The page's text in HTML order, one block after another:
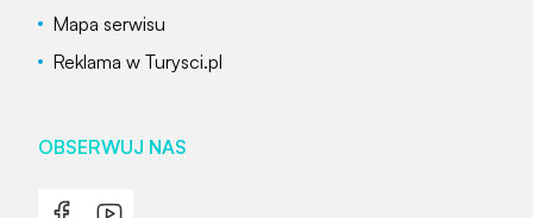
Mapa serwisu
Reklama w Turysci.pl
OBSERWUJ NAS